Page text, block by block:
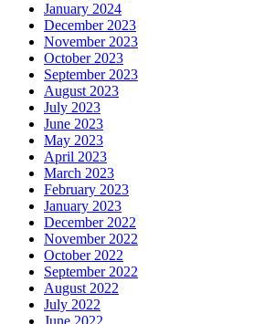
January 2024
December 2023
November 2023
October 2023
September 2023
August 2023
July 2023
June 2023
May 2023
April 2023
March 2023
February 2023
January 2023
December 2022
November 2022
October 2022
September 2022
August 2022
July 2022